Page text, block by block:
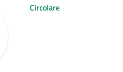
Circolare